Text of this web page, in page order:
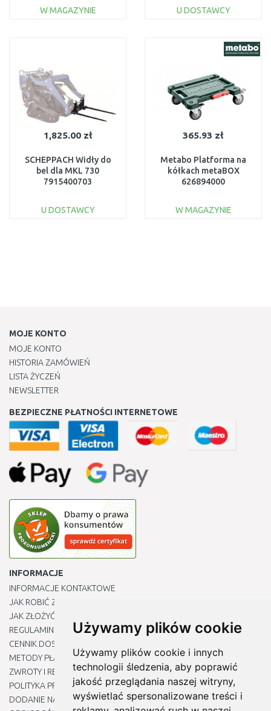
Używamy plików cookie
Używamy plików cookie i innych
technologii śledzenia, aby poprawić
jakość przeglądania naszej witryny,
wyświetlać spersonalizowane treści i
W MAGAZYNIE
U DOSTAWCY
Do porównania
1,825.00 zł
SCHEPPACH Widły do
bel dla MKL 730
7915400703
U DOSTAWCY
365.93 zł
Metabo Platforma na
kółkach metaBOX
626894000
W MAGAZYNIE
MOJE KONTO
MOJE KONTO
HISTORIA ZAMÓWIEŃ
LISTA ŻYCZEŃ
NEWSLETTER
BEZPIECZNE PŁATNOŚCI INTERNETOWE
INFORMACJE
INFORMACJE KONTAKTOWE
JAK ROBIĆ ZAKUPY ?
JAK ZŁOŻYĆ REKLAMACJĘ
REGULAMIN
CENNIK DOSTAWY
METODY PŁATNOŚCI
ZWROTY I REKLAMACJE PRODUKTÓW
POLITYKA PRYWATNOŚCI
DODANIE NASZYCH ADRESÓW E-MAIL DO LISTY ZAUFANYCH